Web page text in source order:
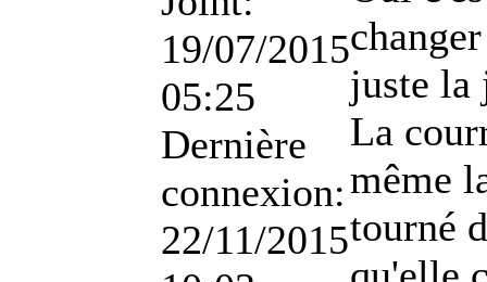
19/07/2015
05:25
Dernière
connexion:
22/11/2015
juste la
La
même
tourné